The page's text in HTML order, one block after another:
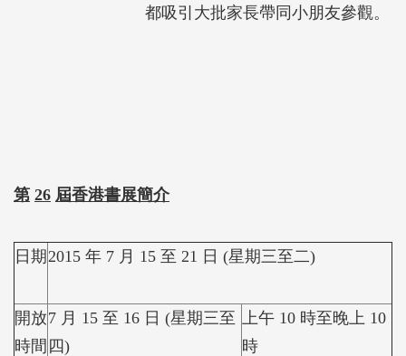
都吸引大批家長帶同小朋友參觀。
第 26 屆香港書展簡介
日期2015 年 7 月 15 至 21 日 (星期三至二)
開放
時間
7 月 15 至 16 日 (星期三至
四)
上午 10 時至晚上 10
時